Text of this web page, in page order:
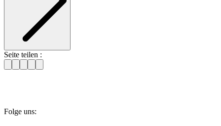
Seite teilen :
Folge uns: